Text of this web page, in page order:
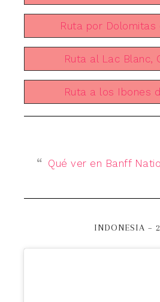
Ruta por Dolomitas
Ruta al Lac Blanc,
Ruta a los Ibones
Qué ver en Banff
INDONESIA –